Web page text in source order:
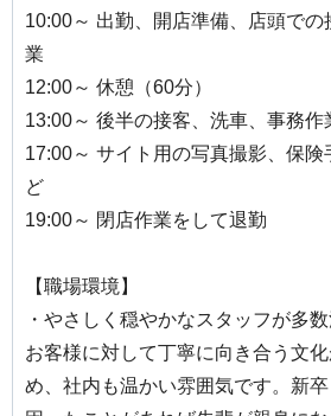
10:00～ 出勤、開店準備、店頭で
業
12:00～ 休憩（60分）
13:00～ 後半の接客、洗車、事務作
17:00～ サイト用の写真撮影、保険
ど
19:00～ 閉店作業をして退勤
【職場環境】
・やさしく穏やかなスタッフが多数
お客様に対して丁寧に向き合う文
め、社内も温かい雰囲気です。新卒